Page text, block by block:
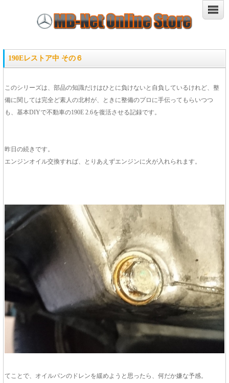
190Eレストア中 その６
このシリーズは、部品の知識だけはひとに負けないと自負しているけれど、整
備に関しては完全ど素人の北村が、ときに整備のプロに手伝ってもらいつつ
も、基本DIYで不動車の190E 2.6を復活させる記録です。
昨日の続きです。
エンジンオイル交換すれば、とりあえずエンジンに火が入れられます。
てことで、オイルパンのドレンを緩めようと思ったら、何だか嫌な予感。